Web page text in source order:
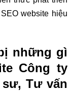
website hiệu
những gì
Công ty
Tư vấn